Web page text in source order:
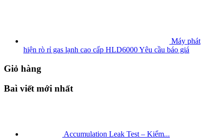
Máy phát
hiện rò rỉ gas lạnh cao cấp HLD6000Yêu cầu báo giá
Giỏ hàng
Baì viết mới nhất
Accumulation Leak Test – Kiểm...